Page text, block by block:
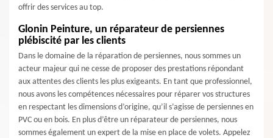
offrir des services au top.
Glonin Peinture, un réparateur de persiennes
plébiscité par les clients
Dans le domaine de la réparation de persiennes, nous sommes un
acteur majeur qui ne cesse de proposer des prestations répondant
aux attentes des clients les plus exigeants. En tant que professionnel,
nous avons les compétences nécessaires pour réparer vos structures
en respectant les dimensions d’origine, qu’il s’agisse de persiennes en
PVC ou en bois. En plus d’être un réparateur de persiennes, nous
sommes également un expert de la mise en place de volets. Appelez